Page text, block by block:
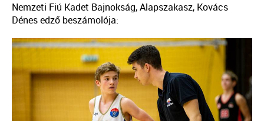
Nemzeti Fiú Kadet Bajnokság, Alapszakasz, Kovács
Dénes edző beszámolója: